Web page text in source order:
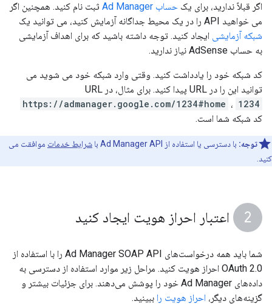
اگر قبلاً ندارید، برای یک حساب Ad Manager
ثبت نام کنید. همچنین اگر
می خواهید API را در یک محیط جداگانه آزمایش کنید، می توانید یک
شبکه آزمایشی ایجاد کنید. توجه داشته باشید که برای اهداف آزمایشی
به حساب AdSense نیاز ندارید.
کد شبکه خود را یادداشت کنید. وقتی وارد شبکه خود می شوید می
توانید این را در URL پیدا کنید. برای مثال، در URL
https://admanager.google.com/1234#home ، 1234
کد شبکه شما است.
توجه: با دسترسی یا استفاده از Ad Manager API با شرایط خدمات موافقت می
کنید.
اعتبار احراز هویت ایجاد کنید
شما باید همه درخواست‌های Ad Manager SOAP API را با استفاده از
OAuth 2.0 احراز هویت کنید. مراحل زیر موارد استفاده از دسترسی به
داده‌های Ad Manager خود را پوشش می‌دهند. برای جزئیات بیشتر و
گزینه‌های دیگر، احراز هویت را ببینید.